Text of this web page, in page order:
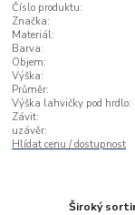
Číslo produktu:
Značka:
Materiál:
Barva:
Objem:
Výška:
Průměr:
Výška lahvičky pod hrdlo:
Závit:
uzávěr:
Hlídat cenu / dostupnost
Široký